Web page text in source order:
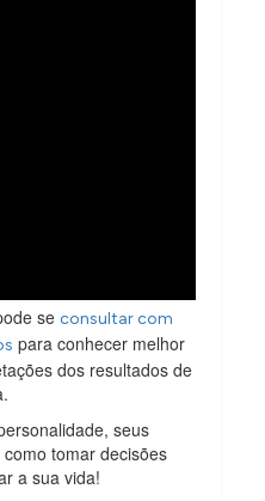
seconsultar com
para conhecer melhor
dos resultados de
seus
tomar decisões
a sua vida!